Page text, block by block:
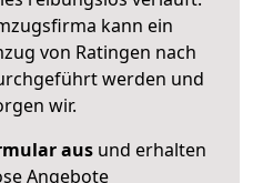
kann ein
von Ratingen nach
werden und
wir.
ausund erhalten
Angebote